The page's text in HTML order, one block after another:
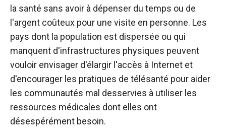
la santé sans avoir à dépenser du temps ou de
l'argent coûteux pour une visite en personne. Les
pays dont la population est dispersée ou qui
manquent d'infrastructures physiques peuvent
vouloir envisager d'élargir l'accès à Internet et
d'encourager les pratiques de télésanté pour aider
les communautés mal desservies à utiliser les
ressources médicales dont elles ont
désespérément besoin.